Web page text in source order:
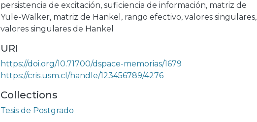
persistencia de excitación, suficiencia de información, matriz de
Yule-Walker, matriz de Hankel , rango efectivo, valores singulares,
valores singulares de Hankel
URI
https://doi.org/10.71700/dspace-memorias/1679
https://cris.usm.cl/handle/123456789/4276
Collections
Tesis de Postgrado